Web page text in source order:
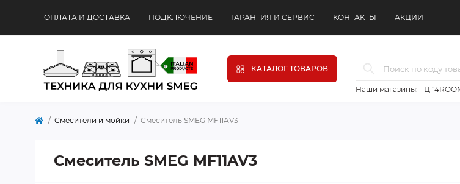
ОПЛАТА И ДОСТАВКА ПОДКЛЮЧЕНИЕ ГАРАНТИЯ И СЕРВИС КОНТАКТЫ АКЦИИ
КАТАЛОГ ТОВАРОВ
Наши магазины: ТЦ
Смесители и мойки Смеситель SMEG MF11AV3
Смеситель SMEG MF11AV3